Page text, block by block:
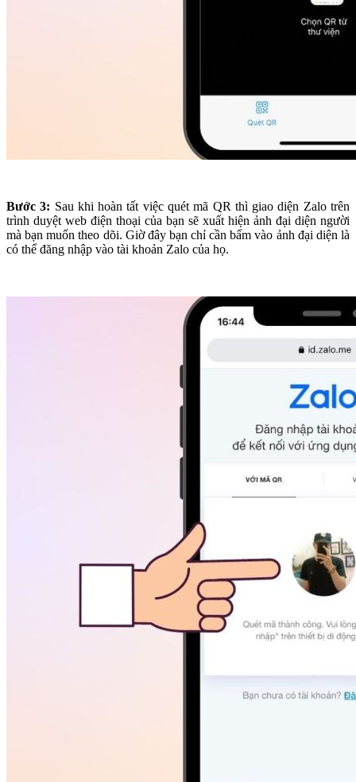
Bước 3: Sau khi hoàn tất việc quét mã QR thì giao diện Zalo trên
trình duyệt web điện thoại của bạn sẽ xuất hiện ảnh đại diện người
mà bạn muốn theo dõi. Giờ đây bạn chỉ cần bấm vào ảnh đại diện là
có thể đăng nhập vào tài khoản Zalo của họ.